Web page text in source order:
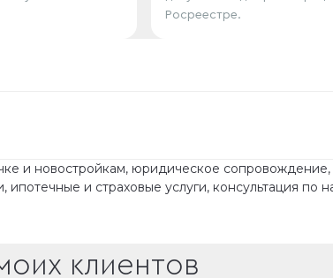
Росреестре.
и новостройкам, юридическое
и страховые услуги, консультация по
клиентов